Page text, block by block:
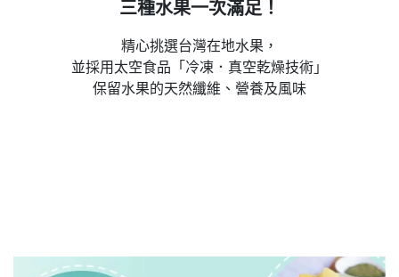
三種水果一次滿足！
精心挑選台灣在地水果，
並採用太空食品「冷凍．真空乾燥技術」
保留水果的天然纖維、營養及風味